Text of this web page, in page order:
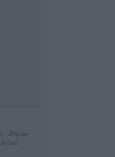
iPhone,
push